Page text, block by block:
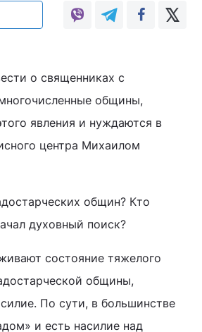
о священниках с
общины,
явления и нуждаются в
центра Михаилом
общин? Кто
духовный поиск?
состояние тяжелого
общины,
По сути, в большинстве
и есть насилие над